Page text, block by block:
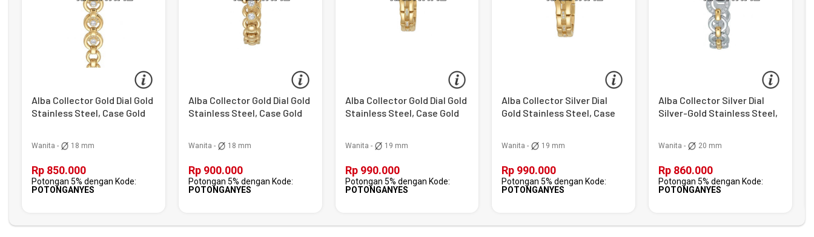
Alba Collector Gold Dial Gold
Stainless Steel, Case Gold
Wanita - 18 mm
Rp 850.000
Potongan 5% dengan Kode:
POTONGANYES
Alba Collector Gold Dial Gold
Stainless Steel, Case Gold
Wanita - 18 mm
Rp 900.000
Potongan 5% dengan Kode:
POTONGANYES
Alba Collector Gold Dial Gold
Stainless Steel, Case Gold
Wanita - 19 mm
Rp 990.000
Potongan 5% dengan Kode:
POTONGANYES
Alba Collector Silver Dial
Gold Stainless Steel, Case
Wanita - 19 mm
Rp 990.000
Potongan 5% dengan Kode:
POTONGANYES
Alba Collector Silver Dial
Silver-Gold Stainless Steel,
Wanita - 20 mm
Rp 860.000
Potongan 5% dengan Kode:
POTONGANYES